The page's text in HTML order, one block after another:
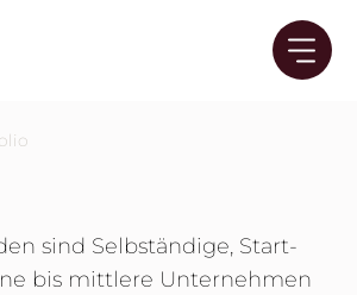
sind Selbständige, Start-
bis mittlere Unternehmen